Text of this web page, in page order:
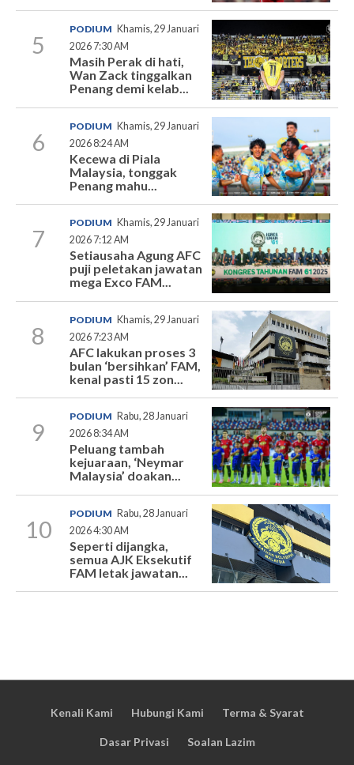
5
PODIUM Khamis, 29 Januari
2026 7:30 AM
Masih Perak di hati,
Wan Zack tinggalkan
Penang demi kelab...
6
PODIUM Khamis, 29 Januari
2026 8:24 AM
Kecewa di Piala
Malaysia, tonggak
Penang mahu...
7
PODIUM Khamis, 29 Januari
2026 7:12 AM
Setiausaha Agung AFC
puji peletakan jawatan
mega Exco FAM...
8
PODIUM Khamis, 29 Januari
2026 7:23 AM
AFC lakukan proses 3
bulan ‘bersihkan’ FAM,
kenal pasti 15 zon...
9
PODIUM Rabu, 28 Januari
2026 8:34 AM
Peluang tambah
kejuaraan, ‘Neymar
Malaysia’ doakan...
10
PODIUM Rabu, 28 Januari
2026 4:30 AM
Seperti dijangka,
semua AJK Eksekutif
FAM letak jawatan...
Kenali Kami Hubungi Kami Terma & Syarat
Dasar Privasi Soalan Lazim